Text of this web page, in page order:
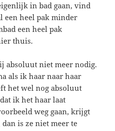
in bad gaan, vind
een heel pak minder
een heel pak
thuis.
absoluut niet meer nodig.
als ik haar naar haar
het wel nog absoluut
ik het haar laat
weg gaan, krijgt
is ze niet meer te